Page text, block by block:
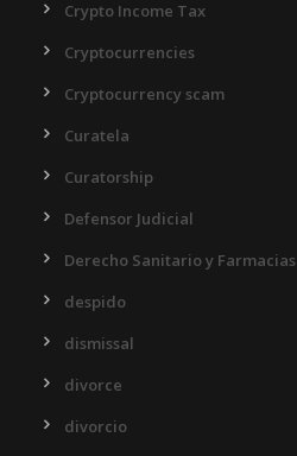
Crypto Income Tax
Cryptocurrencies
Cryptocurrency scam
Curatela
Curatorship
Defensor Judicial
Derecho Sanitario y Farmacias
despido
dismissal
divorce
divorcio